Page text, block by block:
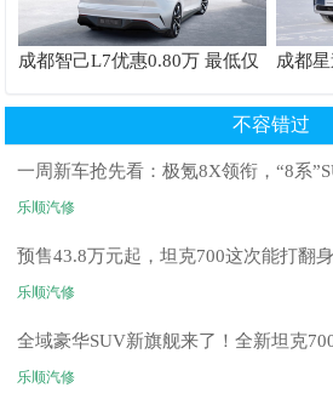
成都智己L7优惠0.80万 最低仅
成都
不容错过
一周新车抢先看：极氪8X领衔，“8系
乐顺汽修
预售43.8万元起，坦克700这次能打翻
乐顺汽修
全域豪华SUV新旗舰来了！全新坦克
乐顺汽修